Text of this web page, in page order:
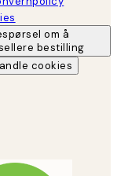
om å
bestilling
cookies